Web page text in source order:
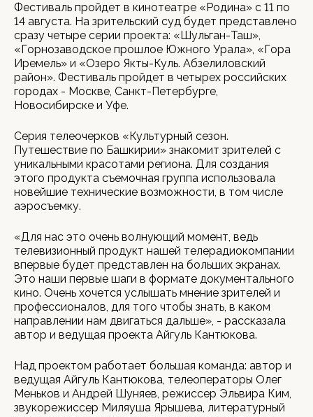
Фестиваль пройдет в кинотеатре «Родина» с 11 по
14 августа. На зрительский суд будет представлено
сразу четыре серии проекта: «Шульган-Таш»,
«Горнозаводское прошлое Южного Урала», «Гора
Иремель» и «Озеро Якты-Куль. Абзелиловский
район». Фестиваль пройдет в четырех российских
городах - Москве, Санкт-Петербурге,
Новосибирске и Уфе.
Серия телеочерков «Культурный сезон.
Путешествие по Башкирии» знакомит зрителей с
уникальными красотами региона. Для создания
этого продукта съемочная группа использовала
новейшие технические возможности, в том числе
аэросъемку.
«Для нас это очень волнующий момент, ведь
телевизионный продукт нашей телерадиокомпании
впервые будет представлен на больших экранах.
Это наши первые шаги в формате документального
кино. Очень хочется услышать мнение зрителей и
профессионалов, для того чтобы знать, в каком
направлении нам двигаться дальше», - рассказала
автор и ведущая проекта Айгуль Кантюкова.
Над проектом работает большая команда: автор и
ведущая Айгуль Кантюкова, телеоператоры Олег
Меньков и Андрей Шуняев, режиссер Эльвира Ким,
звукорежиссер Миляуша Ярышева, литературный